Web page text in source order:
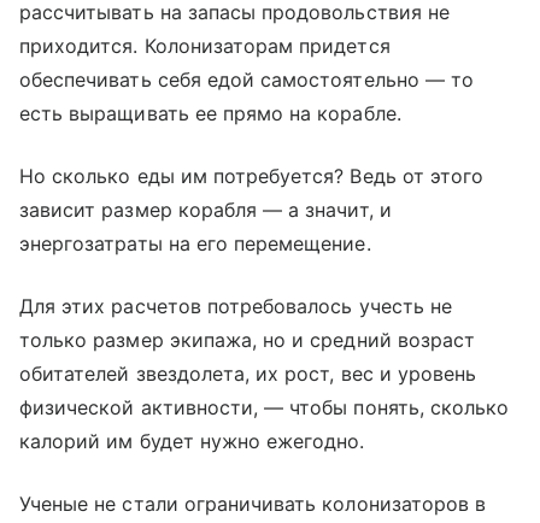
рассчитывать на запасы продовольствия не
приходится. Колонизаторам придется
обеспечивать себя едой самостоятельно — то
есть выращивать ее прямо на корабле.
Но сколько еды им потребуется? Ведь от этого
зависит размер корабля — а значит, и
энергозатраты на его перемещение.
Для этих расчетов потребовалось учесть не
только размер экипажа, но и средний возраст
обитателей звездолета, их рост, вес и уровень
физической активности, — чтобы понять, сколько
калорий им будет нужно ежегодно.
Ученые не стали ограничивать колонизаторов в